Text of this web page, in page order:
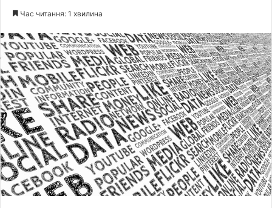
d
a
n
e
m
a
i
l
Час читання: 1 хвилина